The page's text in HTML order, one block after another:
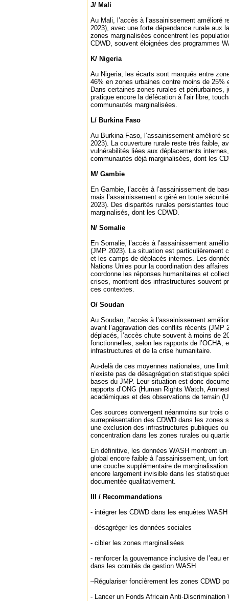
J/ Mali
Au Mali, l’accès à l’assainissement amélioré
2023), avec une forte dépendance rurale aux
zones marginalisées concentrent les
CDWD, souvent éloignées des programmes
K/ Nigeria
Au Nigeria, les écarts sont marqués entre
46% en zones urbaines contre moins de 25%
Dans certaines zones rurales et périurbaines,
pratique encore la défécation à l’air libre,
communautés marginalisées.
L/ Burkina Faso
Au Burkina Faso, l’assainissement amélioré
2023). La couverture rurale reste très faible,
vulnérabilités liées aux déplacements
communautés déjà marginalisées, dont les
M/ Gambie
En Gambie, l’accès à l’assainissement de
mais l’assainissement « géré en toute
2023). Des disparités rurales persistantes
marginalisés, dont les CDWD.
N/ Somalie
En Somalie, l’accès à l’assainissement
(JMP 2023). La situation est particulièrement
et les camps de déplacés internes. Les
Nations Unies pour la coordination des
coordonne les réponses humanitaires et
crises, montrent des infrastructures souvent
ces contextes.
O/ Soudan
Au Soudan, l’accès à l’assainissement
avant l’aggravation des conflits récents (JMP
déplacés, l’accès chute souvent à moins de
fonctionnelles, selon les rapports de l’OCHA,
infrastructures et de la crise humanitaire.
Au-delà de ces moyennes nationales, une
n’existe pas de désagrégation statistique
bases du JMP. Leur situation est donc
rapports d’ONG (Human Rights Watch,
académiques et des observations de terrain
Ces sources convergent néanmoins sur trois
surreprésentation des CDWD dans les zones
une exclusion des infrastructures publiques
concentration dans les zones rurales ou
En définitive, les données WASH montrent
global encore faible à l’assainissement, un
une couche supplémentaire de
encore largement invisible dans les
documentée qualitativement.
III / Recommandations
- intégrer les CDWD dans les enquêtes
- désagréger les données sociales
- cibler les zones marginalisées
- renforcer la gouvernance inclusive de l’eau
dans les comités de gestion WASH
–Régulariser foncièrement les zones CDWD
- Lancer un Fonds Africain Anti-Discrimination